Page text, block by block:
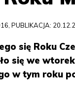
PUBLIKACJA:
się Roku
się we
w tym roku